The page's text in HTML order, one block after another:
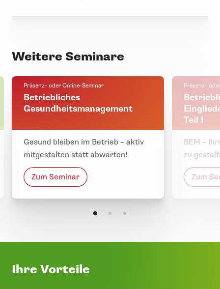
Weitere Seminare
Präsenz- oder Online-Seminar
Betriebliches
Gesundheitsmanagement
Gesund bleiben im Betrieb – aktiv
mitgestalten statt abwarten!
Zum Seminar
Präsenz-
Teil I
BEM –
zu
Zum
Ihre Vorteile